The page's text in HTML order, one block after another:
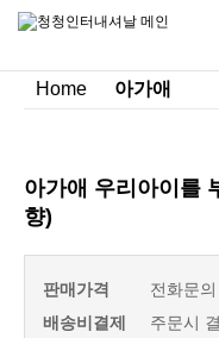
Home 아가애
아가애 우리아이를
향)
판매가격
전화문의
배송비결제
주문시